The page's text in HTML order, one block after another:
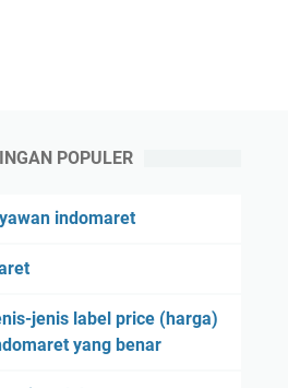
POPULER
indomaret
jenis label price (harga)
yang benar